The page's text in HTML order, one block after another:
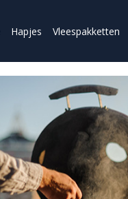
Hapjes Vleespakketten